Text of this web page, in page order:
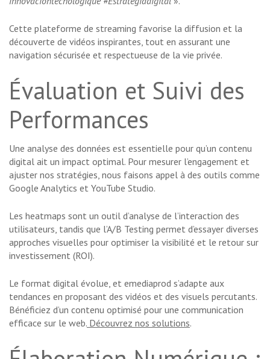
Cette plateforme de streaming favorise la diffusion et la
découverte de vidéos inspirantes, tout en assurant une
navigation sécurisée et respectueuse de la vie privée.
Évaluation et Suivi des
Performances
Une analyse des données est essentielle pour qu’un contenu
digital ait un impact optimal. Pour mesurer l’engagement et
ajuster nos stratégies, nous faisons appel à des outils comme
Google Analytics et YouTube Studio.
Les heatmaps sont un outil d’analyse de l’interaction des
utilisateurs, tandis que l’A/B Testing permet d’essayer diverses
approches visuelles pour optimiser la visibilité et le retour sur
investissement (ROI).
Le format digital évolue, et emediaprod s’adapte aux
tendances en proposant des vidéos et des visuels percutants.
Bénéficiez d’un contenu optimisé pour une communication
efficace sur le web. Découvrez nos solutions.